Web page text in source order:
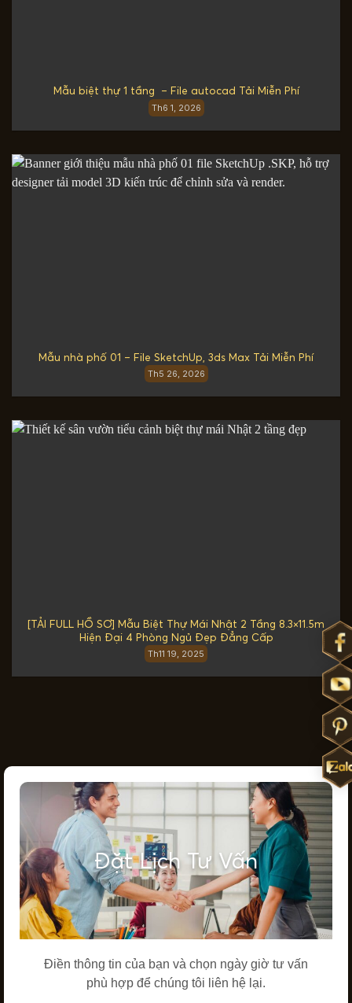
Mẫu biệt thự 1 tầng – File autocad Tải Miễn Phí
Th6 1, 2026
Mẫu nhà phố 01 – File SketchUp, 3ds Max Tải Miễn Phí
Th5 26, 2026
[TẢI FULL HỒ SƠ] Mẫu Biệt Thự Mái Nhật 2 Tầng 8.3×11.5m
Hiện Đại 4 Phòng Ngủ Đẹp Đẳng Cấp
Th11 19, 2025
Đặt Lịch Tư Vấn
Điền thông tin của bạn và chọn ngày giờ tư vấn
phù hợp để chúng tôi liên hệ lại.